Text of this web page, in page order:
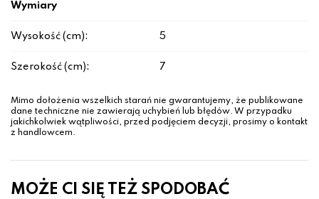
Wymiary
Wysokość (cm): 5
Szerokość (cm): 7
Mimo dołożenia wszelkich starań nie gwarantujemy, że publikowane
dane techniczne nie zawierają uchybień lub błędów. W przypadku
jakichkolwiek wątpliwości, przed podjęciem decyzji, prosimy o kontakt
z handlowcem.
MOŻE CI SIĘ TEŻ SPODOBAĆ